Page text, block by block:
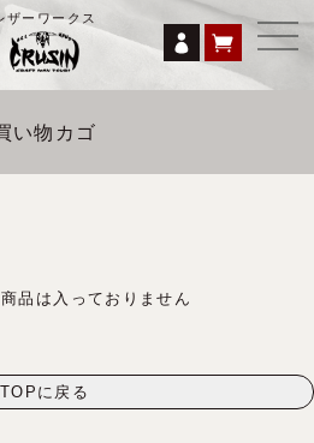
ザーワークス
い物カゴ
品は入っておりません